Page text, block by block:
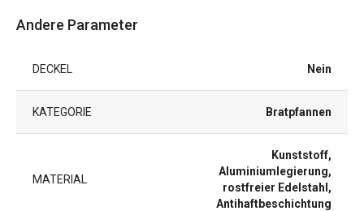
Andere Parameter
DECKEL Nein
KATEGORIE Bratpfannen
MATERIAL
Kunststoff,
Aluminiumlegierung,
rostfreier Edelstahl,
Antihaftbeschichtung